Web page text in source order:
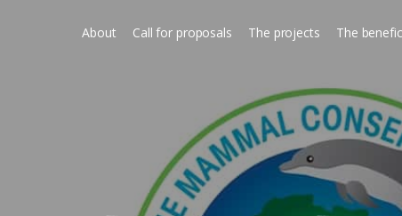
About Call for proposals The projects The